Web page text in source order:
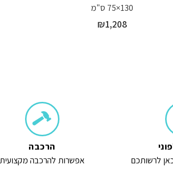
130×75 ס"מ
₪1,208
לרשותכם
הרכבה
אפשרות להרכבה מקצועית